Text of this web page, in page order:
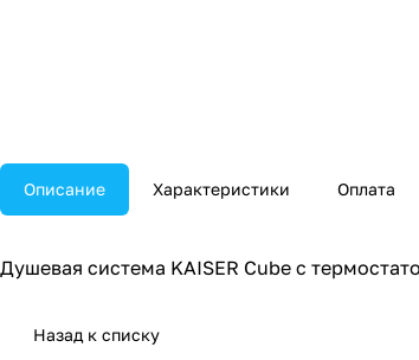
Описание Характеристики Оплата
Душевая система KAISER Cube с
Назад к списку